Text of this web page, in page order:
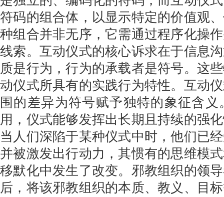
符码的组合体，以显示特定的价值观
种组合并非无序，它需通过程序化操
线索。互动仪式的核心诉求在于信息
质是行为，行为的承载者是符号。这
动仪式所具有的实践行为特性。互动
围的差异为符号赋予独特的象征含
用，仪式能够发挥出长期且持续的强
当人们深陷于某种仪式中时，他们已
并被激发出行动力，其惯有的思维模
移默化中发生了改变。邪教组织的领
后，将该邪教组织的本质、教义、目